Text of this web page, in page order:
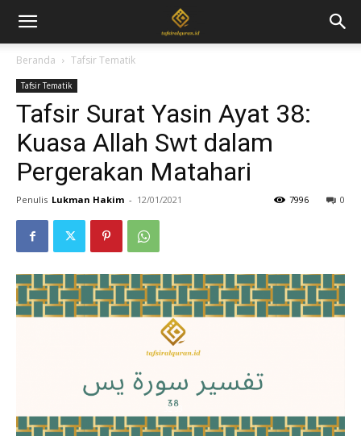
Beranda Tafsir Tematik
Tafsir Tematik
Tafsir Surat Yasin Ayat 38:
Kuasa Allah Swt dalam
Pergerakan Matahari
Penulis Lukman Hakim - 12/01/2021 0
7996